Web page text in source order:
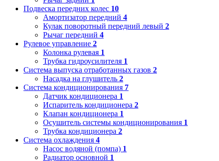
Подвеска передних колес 10
Амортизатор передний 4
Кулак поворотный передний левый 2
Рычаг передний 4
Рулевое управление 2
Колонка рулевая 1
Трубка гидроусилителя 1
Система выпуска отработанных газов 2
Насадка на глушитель 2
Система кондиционирования 7
Датчик кондиционера 1
Испаритель кондиционера 2
Клапан кондиционера 1
Осушитель системы кондиционирования 1
Трубка кондиционера 2
Система охлаждения 4
Насос водяной (помпа) 1
Радиатор основной 1